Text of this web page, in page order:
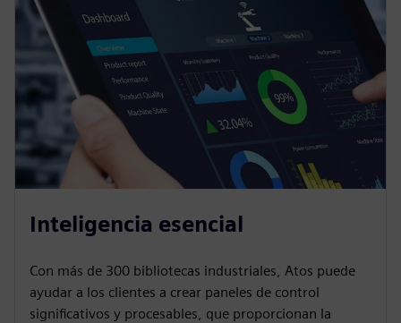
Inteligencia esencial
Con más de 300 bibliotecas industriales, Atos puede
ayudar a los clientes a crear paneles de control
significativos y procesables, que proporcionan la